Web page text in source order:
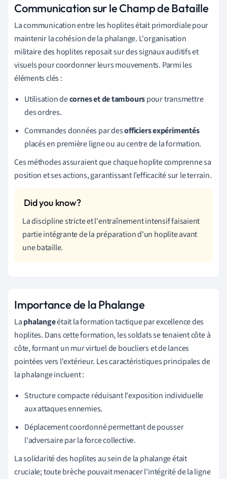
Communication sur le Champ de Bataille
La communication entre les hoplites était primordiale pour
maintenir la cohésion de la phalange. L'organisation
militaire des hoplites reposait sur des signaux auditifs et
visuels pour coordonner leurs mouvements. Parmi les
éléments clés :
Utilisation decornes et de tambourspour transmettre
des ordres.
Commandes données par desofficiers expérimentés
placés en première ligne ou au centre de la formation.
Ces méthodes assuraient que chaque hoplite comprenne sa
position et ses actions, garantissant l’efficacité sur le terrain.
La discipline stricte et l'entraînement intensif faisaient
partie intégrante de la préparation d'un hoplite avant
une bataille.
Importance de la Phalange
Laphalangeétait la formation tactique par excellence des
hoplites. Dans cette formation, les soldats se tenaient côte à
côte, formant un mur virtuel de boucliers et de lances
pointées vers l'extérieur. Les caractéristiques principales de
la phalange incluent :
Structure compacte réduisant l'exposition individuelle
aux attaques ennemies.
Déplacement coordonné permettant de pousser
l'adversaire par la force collective.
La solidarité des hoplites au sein de la phalange était
cruciale; toute brèche pouvait menacer l'intégrité de la ligne